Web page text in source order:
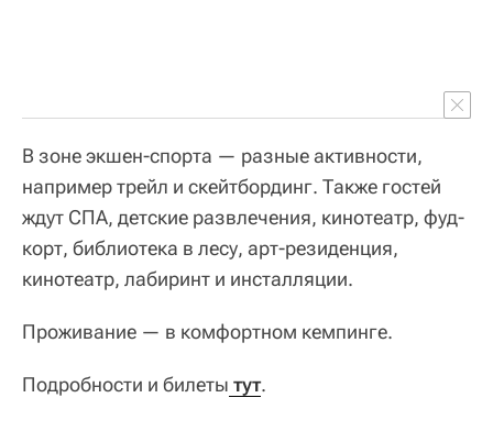
В зоне экшен-спорта — разные активности,
например трейл и скейтбординг. Также гостей
ждут СПА, детские развлечения, кинотеатр, фуд-
корт, библиотека в лесу, арт-резиденция,
кинотеатр, лабиринт и инсталляции.
Проживание — в комфортном кемпинге.
Подробности и билеты тут.